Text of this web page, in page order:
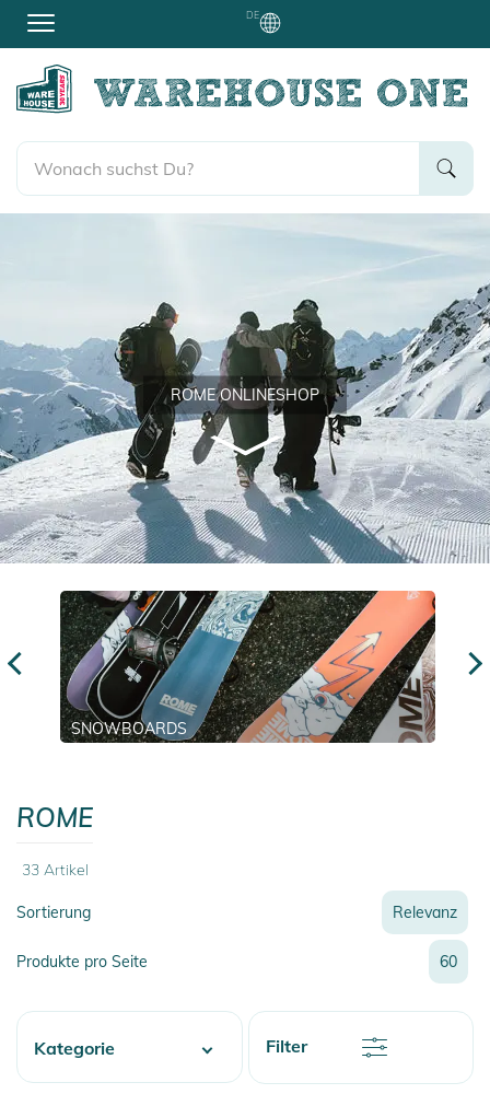
DE
ROME ONLINESHOP
SNOWBOARDS
ROME
33 Artikel
Sortierung
Relevanz
Relevanz
Neueste
Preis
Rabatt
Name
Name
Produkte pro Seite 60
Filter
Kategorie